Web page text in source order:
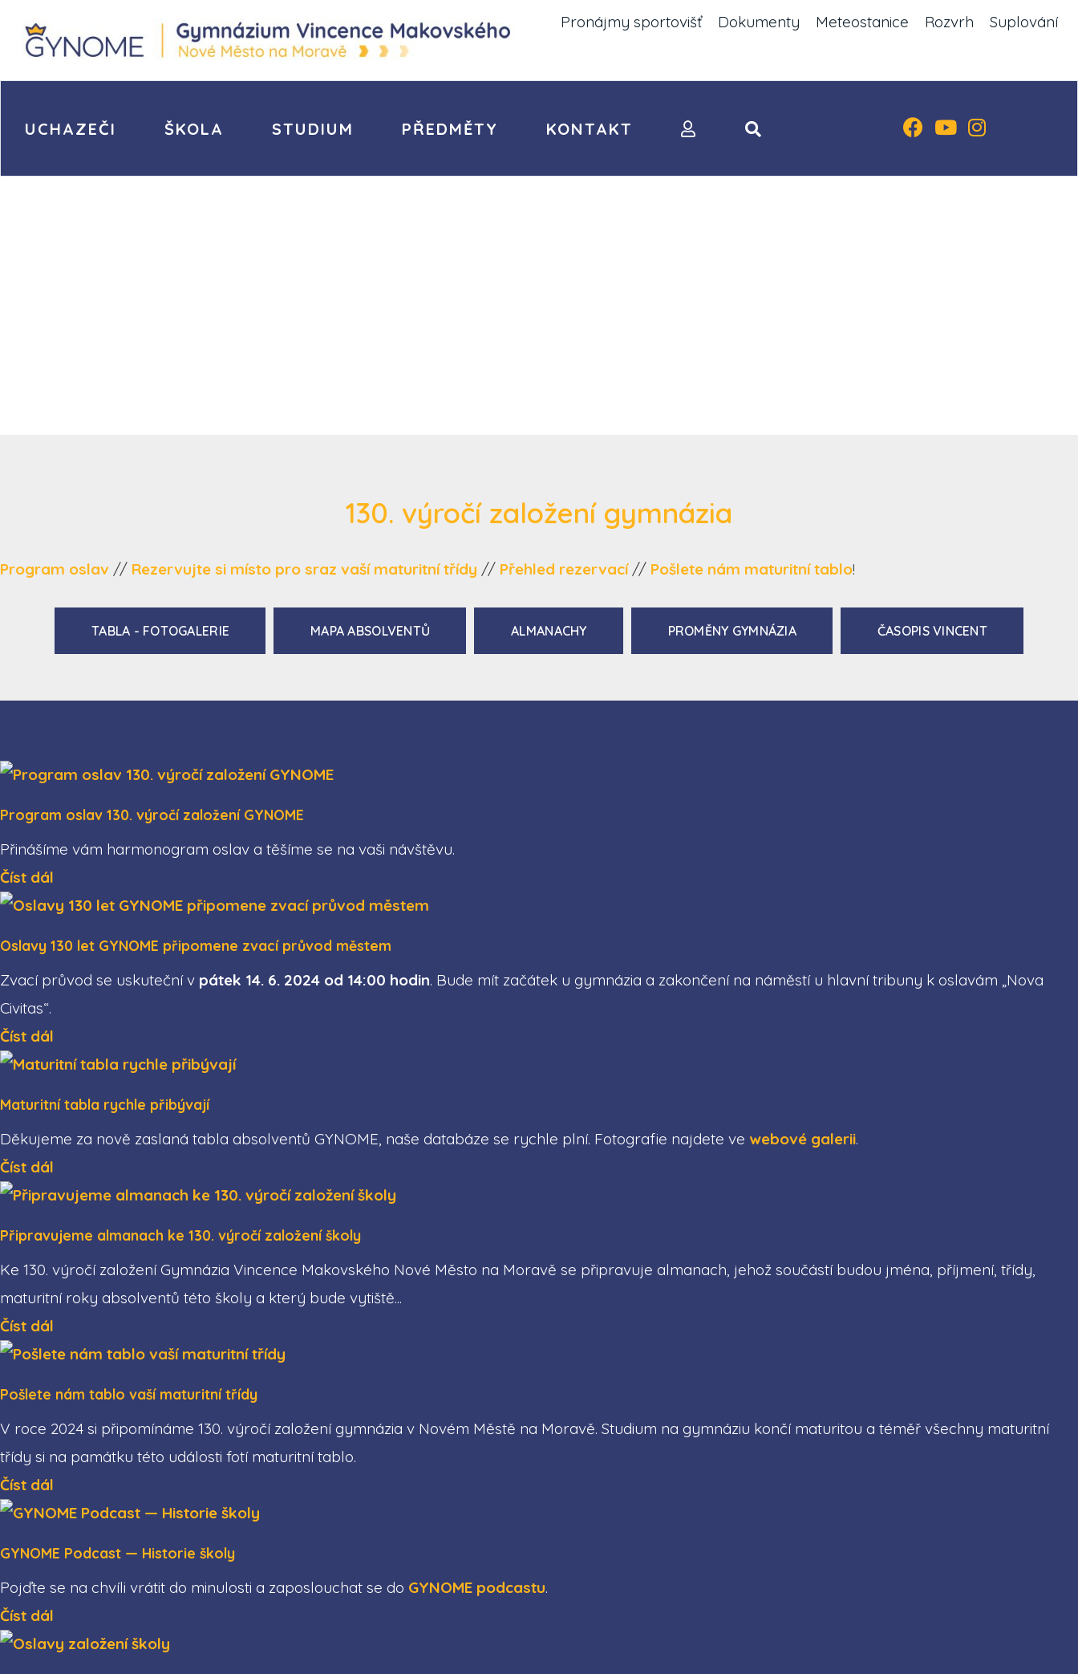
Pronájmy sportovišť Dokumenty Meteostanice Rozvrh Suplování
UCHAZEČI ŠKOLA STUDIUM PŘEDMĚTY KONTAKT
130. výročí založení gymnázia
Program oslav // Rezervujte si místo pro sraz vaší maturitní třídy // Přehled rezervací// Pošlete nám maturitní tablo!
TABLA - FOTOGALERIE MAPA ABSOLVENTŮ ALMANACHY PROMĚNY GYMNÁZIA ČASOPIS VINCENT
Program oslav 130. výročí založení GYNOME
Přinášíme vám harmonogram oslav a těšíme se na vaši návštěvu.
Číst dál
Oslavy 130 let GYNOME připomene zvací průvod městem
Zvací průvod se uskuteční v pátek 14. 6. 2024 od 14:00 hodin. Bude mít začátek u gymnázia a zakončení na náměstí u hlavní tribuny k oslavám „Nova
Civitas“.
Číst dál
Maturitní tabla rychle přibývají
Děkujeme za nově zaslaná tabla absolventů GYNOME, naše databáze se rychle plní. Fotografie najdete ve webové galerii.
Číst dál
Připravujeme almanach ke 130. výročí založení školy
Ke 130. výročí založení Gymnázia Vincence Makovského Nové Město na Moravě se připravuje almanach, jehož součástí budou jména, příjmení, třídy,
maturitní roky absolventů této školy a který bude vytiště...
Číst dál
Pošlete nám tablo vaší maturitní třídy
V roce 2024 si připomínáme 130. výročí založení gymnázia v Novém Městě na Moravě. Studium na gymnáziu končí maturitou a téměř všechny maturitní
třídy si na památku této události fotí maturitní tablo.
Číst dál
GYNOME Podcast — Historie školy
Pojďte se na chvíli vrátit do minulosti a zaposlouchat se do GYNOME podcastu.
Číst dál